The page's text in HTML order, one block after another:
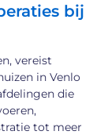
bij
vereist
in Venlo
die
tot meer